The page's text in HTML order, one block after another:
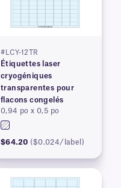
#LCY-12TR
Étiquettes laser
cryogéniques
transparentes pour
flacons congelés
0,94 po x 0,5 po
$64.20 ($0.024/label)